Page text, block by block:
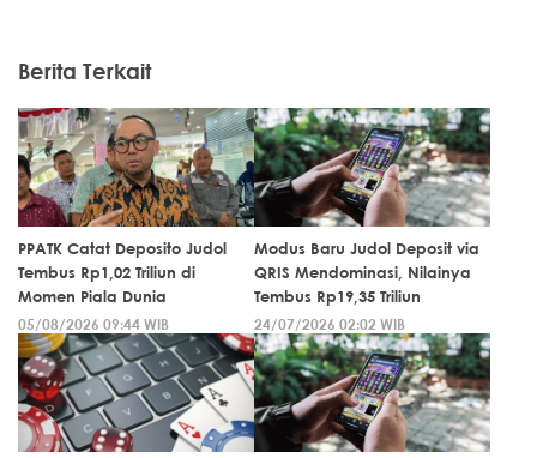
Berita Terkait
PPATK Catat Deposito Judol
Tembus Rp1,02 Triliun di
Momen Piala Dunia
05/08/2026 09:44 WIB
Modus Baru Judol Deposit via
QRIS Mendominasi, Nilainya
Tembus Rp19,35 Triliun
24/07/2026 02:02 WIB